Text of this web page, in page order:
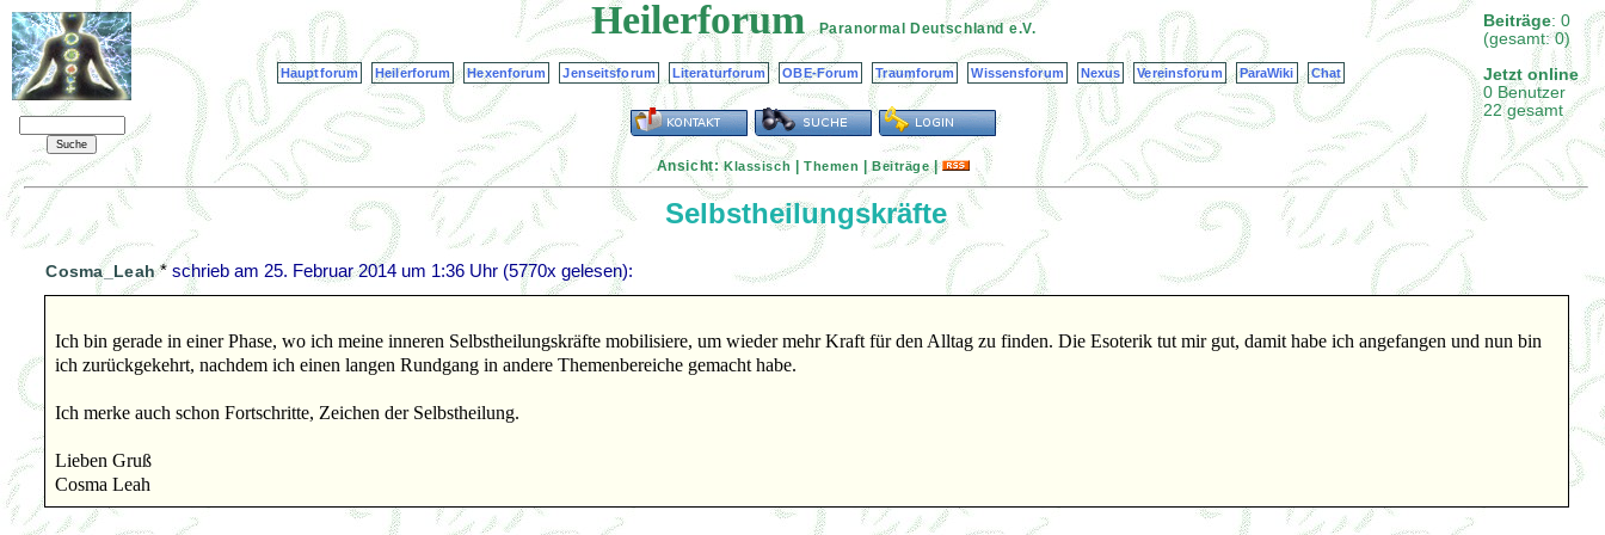
Beiträge: 0
(gesamt: 0)
Jetzt online
0 Benutzer
22 gesamt
Heilerforum Paranormal Deutschland e.V.
Hauptforum Heilerforum Hexenforum Jenseitsforum Literaturforum OBE-Forum Traumforum Wissensforum Nexus Vereinsforum ParaWiki Chat
Ansicht:Klassisch Themen |Beiträge|
Selbstheilungskräfte
Cosma_Leah*schrieb am25. Februar 2014 um 1:36 Uhr (5770x gelesen):
Ich bin gerade in einer Phase, wo ich meine inneren Selbstheilungskräfte mobilisiere, um wieder mehr Kraft für den Alltag zu finden. Die Esoterik tut mir gut, damit habe ich angefangen und nun bin
ich zurückgekehrt, nachdem ich einen langen Rundgang in andere Themenbereiche gemacht habe.
Ich merke auch schon Fortschritte, Zeichen der Selbstheilung.
Lieben Gruß
Cosma Leah